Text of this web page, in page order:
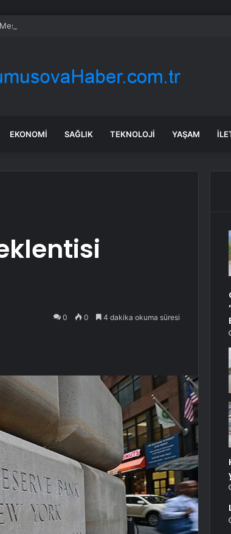
Sürüyor… “Pm”, “Cao” ve “Myk” Toplantılarına
EKONOMI SAĞLIK TEKNOLOJI YAŞAM
0 0 4 dakika okuma süresi
Pocket